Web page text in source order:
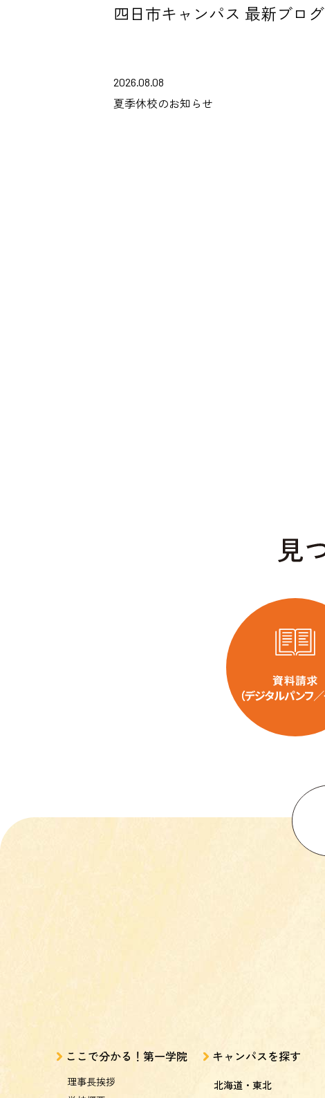
四日市キャンパス 最新ブログ
2026.08.08
夏季休校のお知らせ
ここで分かる！第一学院
理事長挨拶
キャンパスを探す
北海道・東北